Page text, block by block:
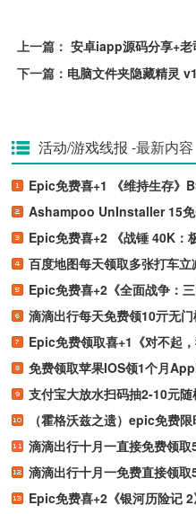
上一篇： 安卓iapp源码分享+老
下一篇： 电脑文件夹隐藏精灵
活动/游戏线报 -最新内容
Epic免费喜+1 《维持生存
Ashampoo UnInstaller 15免
Epic免费喜+2 《战锤 40K：极速
百度地图每天领取多张打车立
Epic免费喜+2《全面战争：三
滴滴出行每天免费领10亓无
Epic免费领取喜+1《对不起，
免费领取苹果IOS领1个月
支付宝大放水扫码抽2-10元
（霍格沃兹之遗）epic免费
滴滴出行十月一直接免费领取
滴滴出行十月一免费直接领取
Epic免费喜+2《银河历险记 2